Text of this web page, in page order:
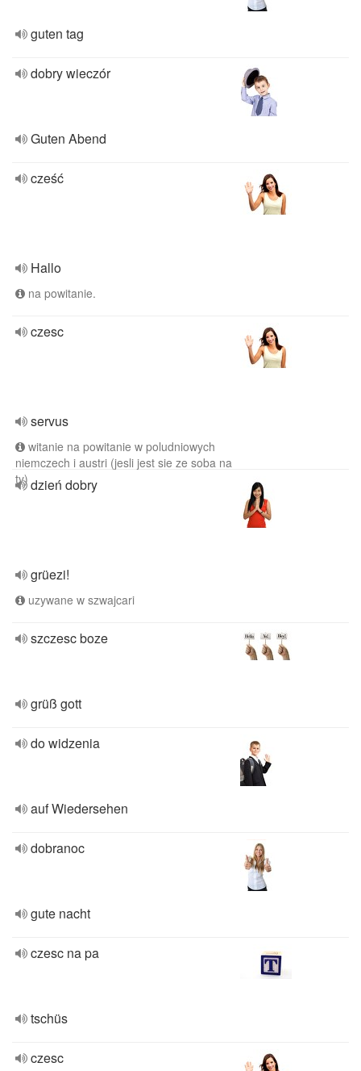
guten tag
dobry wieczór
Guten Abend
cześć
Hallo
na powitanie.
czesc
servus
witanie na powitanie w poludniowych
niemczech i austri (jesli jest sie ze soba na
ty) dzień dobry
grüezi!
uzywane w szwajcari
szczesc boze
grüß gott
do widzenia
auf Wiedersehen
dobranoc
gute nacht
czesc na pa
tschüs
czesc